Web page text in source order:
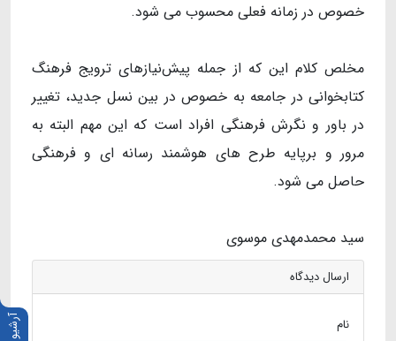
آرشیو
خصوص در زمانه فعلی محسوب می شود.
مخلص کلام این که از جمله پیش‌نیازهای ترویج فرهنگ
کتابخوانی در جامعه به خصوص در بین نسل جدید، تغییر
در باور و نگرش فرهنگی افراد است که این مهم البته به
مرور و برپایه طرح های هوشمند رسانه ای و فرهنگی
حاصل می شود.
سید محمدمهدی موسوی
ارسال دیدگاه
نام